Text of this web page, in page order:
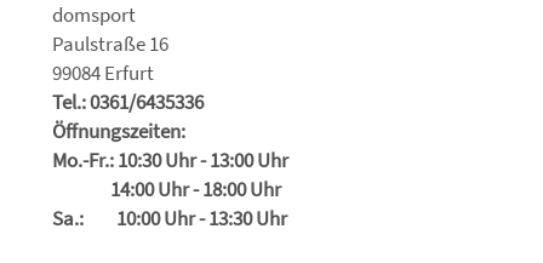
domsport
Paulstraße 16
99084 Erfurt
Tel.: 0361/6435336
Öffnungszeiten:
Mo.-Fr.: 10:30 Uhr - 13:00 Uhr
14:00 Uhr - 18:00 Uhr
Sa.: 10:00 Uhr - 13:30 Uhr